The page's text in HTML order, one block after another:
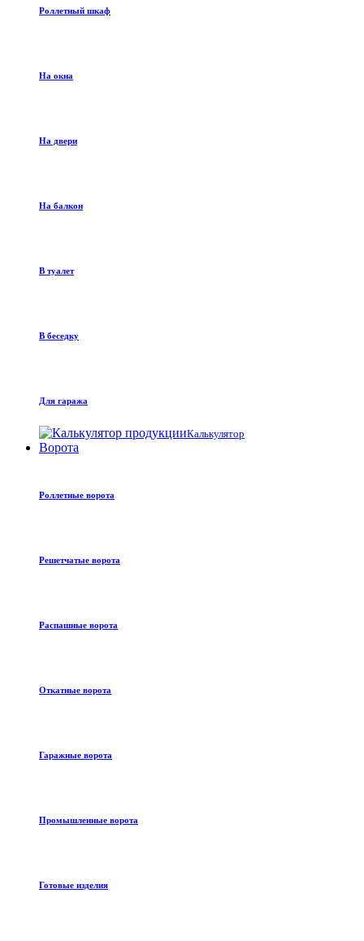
Роллетный шкаф
На окна
На двери
На балкон
В туалет
В беседку
Для гаража
Калькулятор
Ворота
Роллетные ворота
Решетчатые ворота
Распашные ворота
Откатные ворота
Гаражные ворота
Промышленные ворота
Готовые изделия